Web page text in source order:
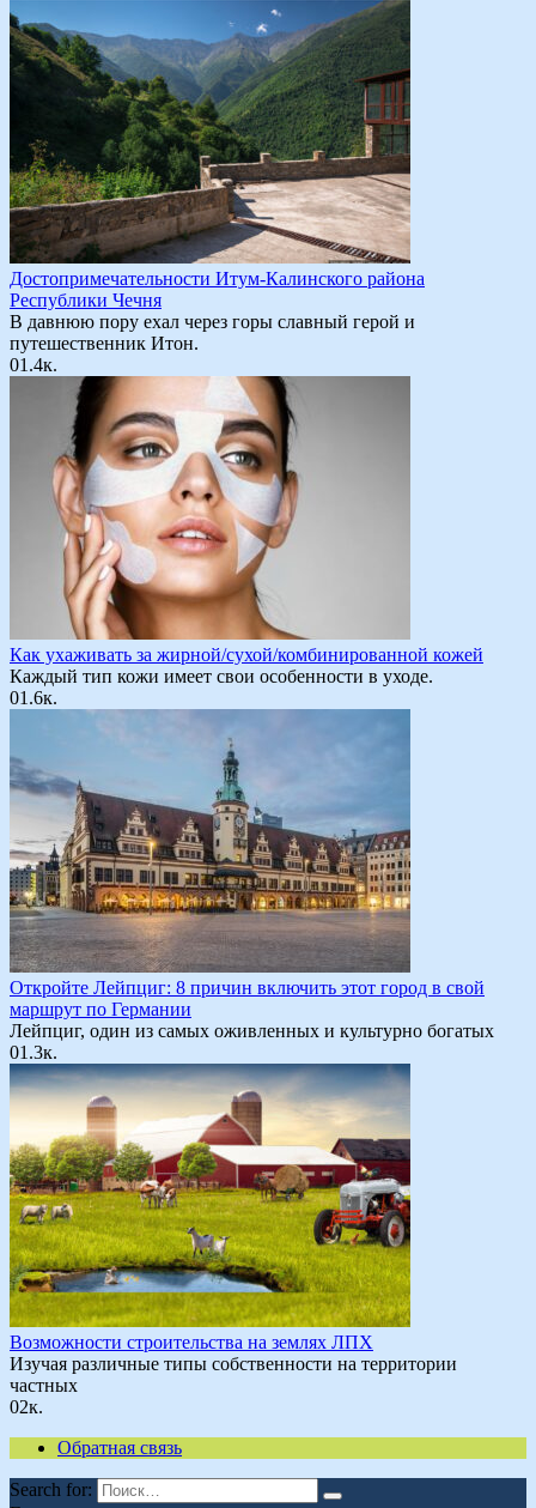
Достопримечательности Итум-Калинского района
Республики Чечня
В давнюю пору ехал через горы славный герой и
путешественник Итон.
01.4к.
Как ухаживать за жирной/сухой/комбинированной кожей
Каждый тип кожи имеет свои особенности в уходе.
01.6к.
Откройте Лейпциг: 8 причин включить этот город в свой
маршрут по Германии
Лейпциг, один из самых оживленных и культурно богатых
01.3к.
Возможности строительства на землях ЛПХ
Изучая различные типы собственности на территории
частных
02к.
Обратная связь
Search for: